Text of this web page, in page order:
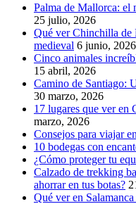
Palma de Mallorca: el
25 julio, 2026
Qué ver Chinchilla de
medieval 6 junio, 2026
Cinco animales
15 abril, 2026
Camino de Santiago:
30 marzo, 2026
17 lugares que ver
marzo, 2026
Consejos para viajar
10 bodegas con
¿Cómo proteger tu
Calzado de trekking
ahorrar en tus botas?
Qué ver en